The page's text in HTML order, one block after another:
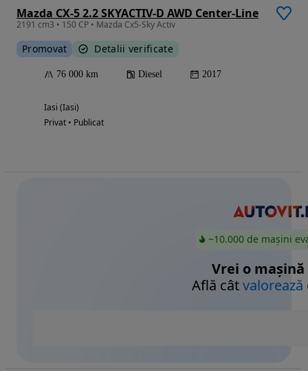
Mazda CX-5 2.2 SKYACTIV-D AWD Center-Line
2191 cm3 • 150 CP • Mazda Cx5-Sky Activ
Promovat Detalii verificate
76 000 km Diesel 2017
Iasi (Iasi)
Privat • Publicat
~10.000 de mașini
Vrei o mașină
Află câtvalorează